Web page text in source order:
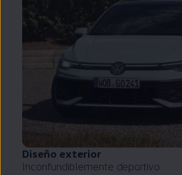
Diseño exterior
Inconfundiblemente deportivo